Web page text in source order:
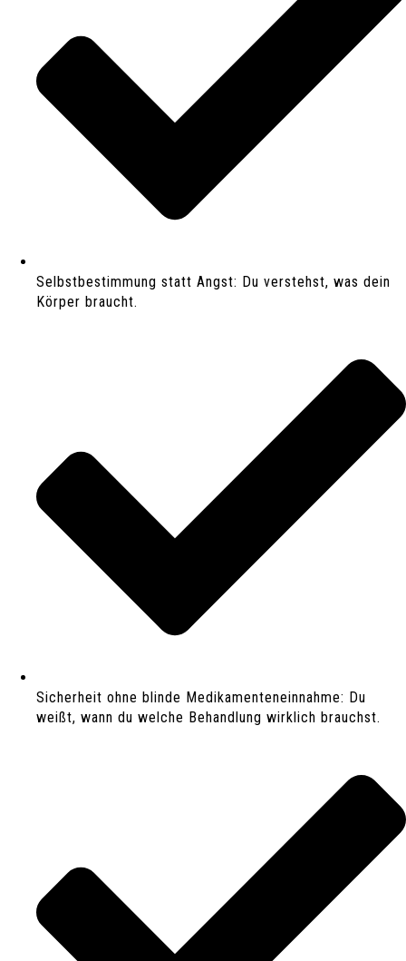
Selbstbestimmung statt Angst: Du verstehst, was dein
Körper braucht.
Sicherheit ohne blinde Medikamenteneinnahme: Du
weißt, wann du welche Behandlung wirklich brauchst.